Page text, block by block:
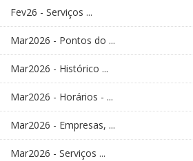
Fev26 - Serviços ...
Mar2026 - Pontos do ...
Mar2026 - Histórico ...
Mar2026 - Horários - ...
Mar2026 - Empresas, ...
Mar2026 - Serviços ...